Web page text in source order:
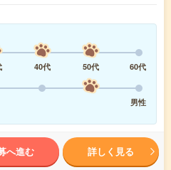
40代 50代
60代
男性
へ進む 詳しく見る